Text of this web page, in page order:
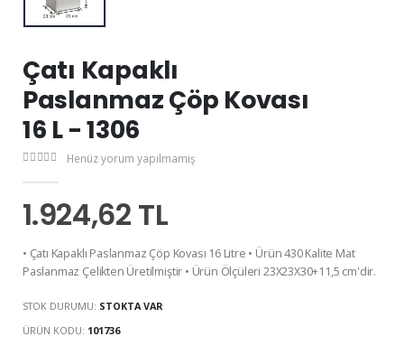
Çatı Kapaklı
Paslanmaz Çöp Kovası
16 L - 1306
Henüz yorum yapılmamış
1.924,62 TL
• Çatı Kapaklı Paslanmaz Çöp Kovası 16 Litre • Ürün 430 Kalite Mat
Paslanmaz Çelikten Üretilmiştir • Ürün Ölçüleri 23X23X30+11,5 cm'dir.
STOK DURUMU: STOKTA VAR
ÜRÜN KODU: 101736